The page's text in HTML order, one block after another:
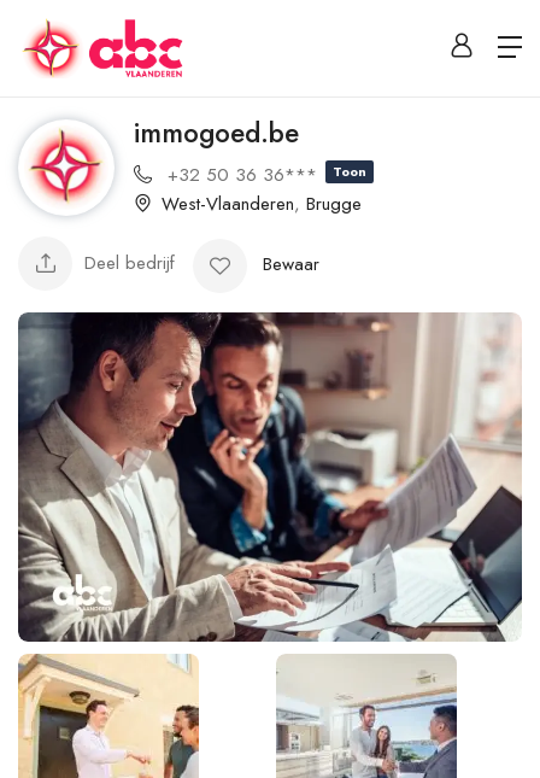
immogoed.be
+32 50 36 36*** Toon
West-Vlaanderen, Brugge
Deel bedrijf Bewaar